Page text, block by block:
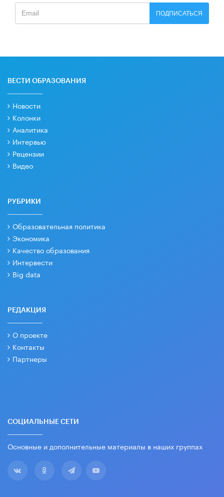
ПОДПИСАТЬСЯ
ВЕСТИ ОБРАЗОВАНИЯ
Новости
Колонки
Аналитика
Интервью
Рецензии
Видео
РУБРИКИ
Образовательная политика
Экономика
Качество образования
Интервести
Big data
РЕДАКЦИЯ
О проекте
Контакты
Партнеры
СОЦИАЛЬНЫЕ СЕТИ
Основные и дополнительные материалы в наших группах